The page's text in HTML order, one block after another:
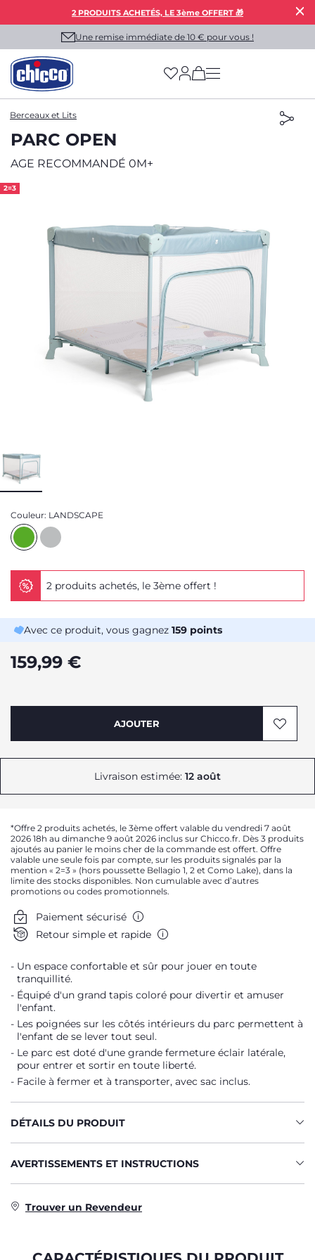
2 PRODUITS ACHETÉS, LE 3ème OFFERT 🎁
Une remise immédiate de 10 € pour vous !
(has more options
Berceaux et Lits
PARC OPEN
AGE RECOMMANDÉ 0M+
2=3
Couleur: LANDSCAPE
2 produits achetés, le 3ème offert !
Avec ce produit, vous gagnez 159 points
159,99 €
AJOUTER
Livraison estimée: 12 août
*Offre 2 produits achetés, le 3ème offert valable du vendredi 7 août
2026 18h au dimanche 9 août 2026 inclus sur Chicco.fr. Dès 3 produits
ajoutés au panier le moins cher de la commande est offert. Offre
valable une seule fois par compte, sur les produits signalés par la
mention « 2=3 » (hors poussette Bellagio 1, 2 et Como Lake), dans la
limite des stocks disponibles. Non cumulable avec d’autres
promotions ou codes promotionnels.
Paiement sécurisé
Retour simple et rapide
Un espace confortable et sûr pour jouer en toute
tranquillité.
Équipé d'un grand tapis coloré pour divertir et amuser
l'enfant.
Les poignées sur les côtés intérieurs du parc permettent à
l'enfant de se lever tout seul.
Le parc est doté d'une grande fermeture éclair latérale,
pour entrer et sortir en toute liberté.
Facile à fermer et à transporter, avec sac inclus.
DÉTAILS DU PRODUIT
AVERTISSEMENTS ET INSTRUCTIONS
Trouver un Revendeur